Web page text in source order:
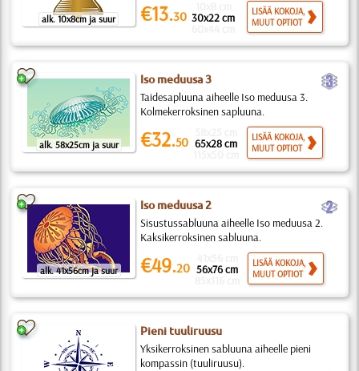
alk. 10x8cm ja suur €13.30 30x22 cm
LISÄÄ KOKOJA,
MUUT OPTIOT
alk. 58x25cm ja suur
Iso meduusa 3 c
Taidesapluuna aiheelle Iso meduusa 3.
Kolmekerroksinen sapluuna.
€32.50 65x28 cm
LISÄÄ KOKOJA,
MUUT OPTIOT
alk. 41x56cm ja suur
Iso meduusa 2 b
Sisustussabluuna aiheelle Iso meduusa 2.
Kaksikerroksinen sabluuna.
€49.20 56x76 cm
LISÄÄ KOKOJA,
MUUT OPTIOT
Pieni tuuliruusu
Yksikerroksinen sabluuna aiheelle pieni
kompassin (tuuliruusu).